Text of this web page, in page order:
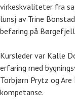
virkeskvaliteter fra
lunsj av Trine
befaring på
Kursleder var Kalle
erfaring med
Torbjørn Prytz og
kompetanse.